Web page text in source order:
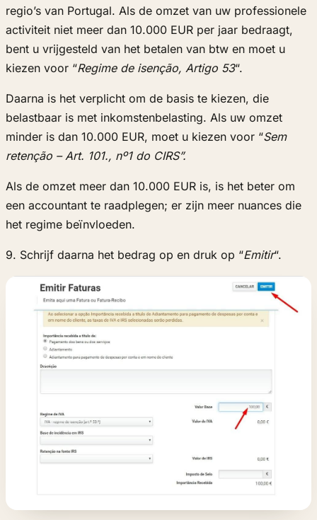
regio’s van Portugal. Als de omzet van uw professionele
activiteit niet meer dan 10.000 EUR per jaar bedraagt,
bent u vrijgesteld van het betalen van btw en moet u
kiezen voor “Regime de isenção, Artigo 53“.
Daarna is het verplicht om de basis te kiezen, die
belastbaar is met inkomstenbelasting. Als uw omzet
minder is dan 10.000 EUR, moet u kiezen voor “Sem
retenção – Art. 101., nº1 do CIRS”.
Als de omzet meer dan 10.000 EUR is, is het beter om
een accountant te raadplegen; er zijn meer nuances die
het regime beïnvloeden.
9. Schrijf daarna het bedrag op en druk op “Emitir“.